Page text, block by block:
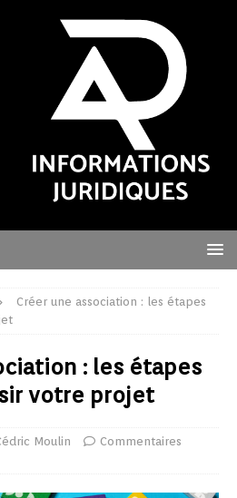
Créer une association : les étapes
: les étapes
votre projet
Moulin
Commentaires